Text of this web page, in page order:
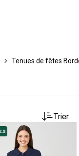
Tenues de fêtes
Trier